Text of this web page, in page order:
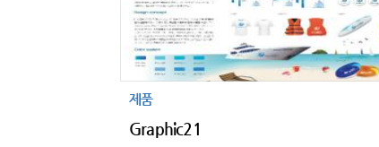
제품
Graphic21